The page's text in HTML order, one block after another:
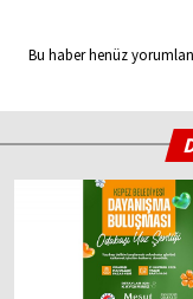
Bu haber henüz